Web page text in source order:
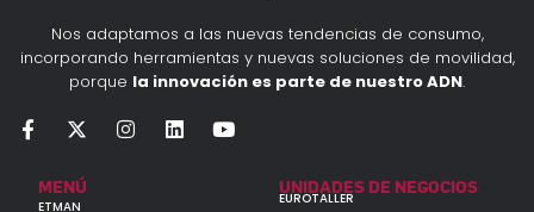
Nos adaptamos a las nuevas tendencias de consumo,
incorporando herramientas y nuevas soluciones de movilidad,
porque la innovación es parte de nuestro ADN.
MENÚ
ETMAN
UNIDADES DE NEGOCIOS
EUROTALLER